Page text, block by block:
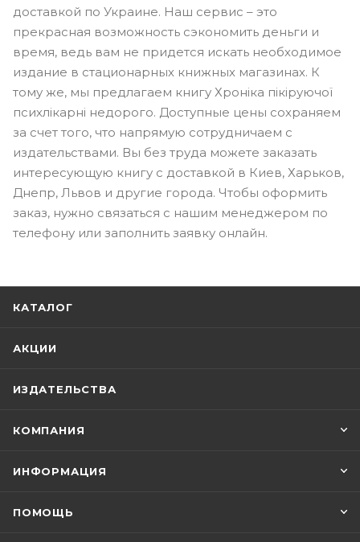
доставкой по Украине. Наш сервис – это
прекрасная возможность сэкономить деньги и
время, ведь вам не придется искать необходимое
издание в стационарных книжных магазинах. К
тому же, мы предлагаем книгу Хроніка пікіруючої
психлікарні недорого. Доступные цены сохраняем
за счет того, что напрямую сотрудничаем с
издательствами. Вы без труда можете заказать
интересующую книгу с доставкой в Киев, Харьков,
Днепр, Львов и другие города. Чтобы оформить
заказ, нужно связаться с нашим менеджером по
телефону или заполнить заявку онлайн.
КАТАЛОГ
АКЦИИ
ИЗДАТЕЛЬСТВА
КОМПАНИЯ
ИНФОРМАЦИЯ
ПОМОЩЬ